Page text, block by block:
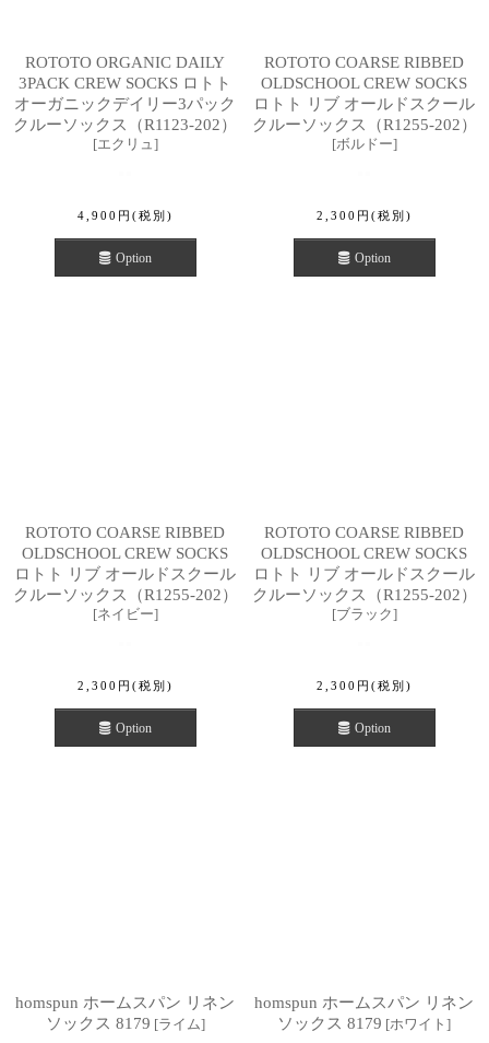
ROTOTO ORGANIC DAILY
3PACK CREW SOCKS ロトト
オーガニックデイリー3パック
クルーソックス（R1123-202）
[エクリュ]
4,900 円 (税別)
Option
ROTOTO COARSE RIBBED
OLDSCHOOL CREW SOCKS
ロトト リブ オールドスクール
クルーソックス（R1255-202）
[ボルドー]
2,300 円 (税別)
Option
ROTOTO COARSE RIBBED
OLDSCHOOL CREW SOCKS
ロトト リブ オールドスクール
クルーソックス（R1255-202）
[ネイビー]
2,300 円 (税別)
Option
ROTOTO COARSE RIBBED
OLDSCHOOL CREW SOCKS
ロトト リブ オールドスクール
クルーソックス（R1255-202）
[ブラック]
2,300 円 (税別)
Option
homspun ホームスパン リネン
ソックス 8179 [ライム]
homspun ホームスパン リネン
ソックス 8179 [ホワイト ]